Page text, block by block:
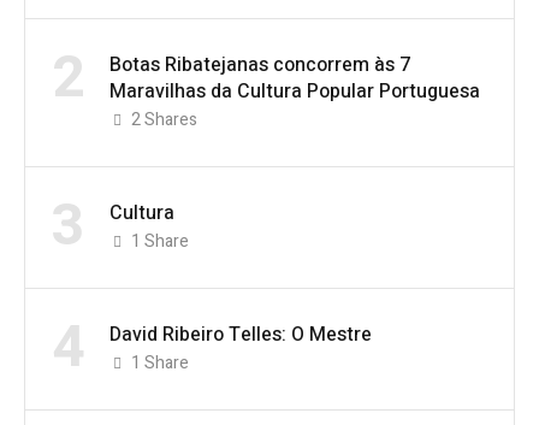
2
Botas Ribatejanas concorrem às 7
Maravilhas da Cultura Popular Portuguesa
2Shares
3 Cultura
1 Share
4 David Ribeiro Telles: O Mestre
1 Share